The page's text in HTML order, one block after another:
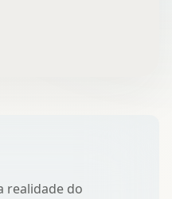
realidade do